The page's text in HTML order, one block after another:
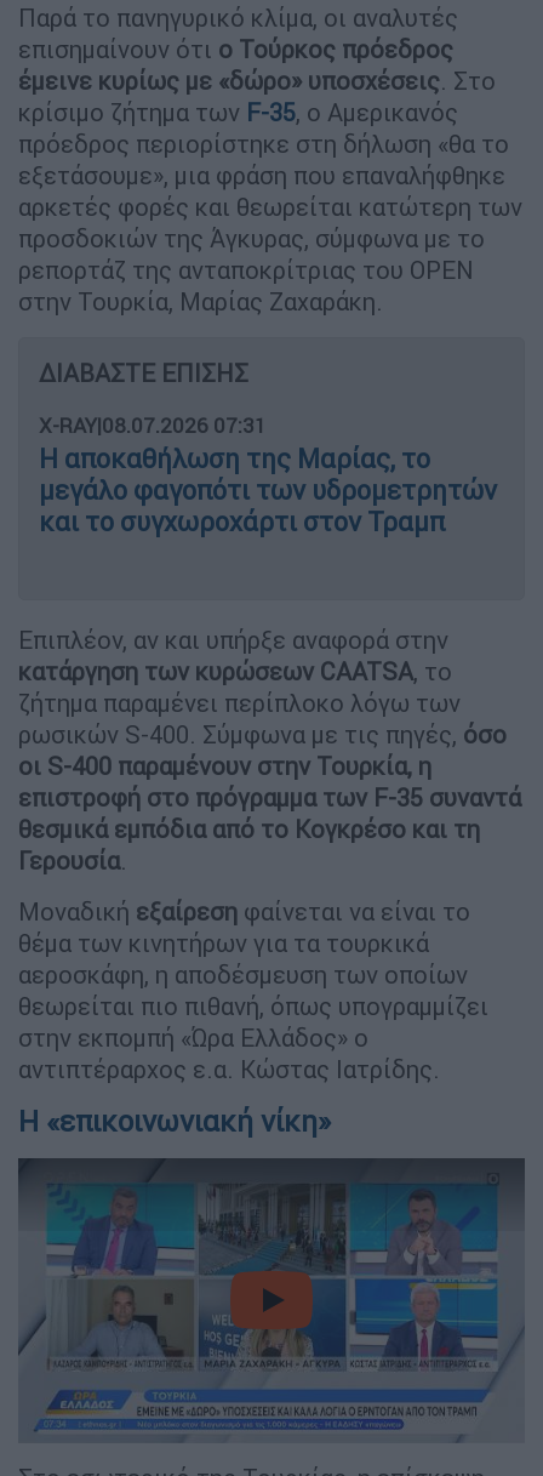
Παρά το πανηγυρικό κλίμα, οι αναλυτές
επισημαίνουν ότι ο Τούρκος πρόεδρος
έμεινε κυρίως με «δώρο» υποσχέσεις. Στο
κρίσιμο ζήτημα των F-35, ο Αμερικανός
πρόεδρος περιορίστηκε στη δήλωση «θα το
εξετάσουμε», μια φράση που επαναλήφθηκε
αρκετές φορές και θεωρείται κατώτερη των
προσδοκιών της Άγκυρας, σύμφωνα με το
ρεπορτάζ της ανταποκρίτριας του OPEN
στην Τουρκία, Μαρίας Ζαχαράκη.
ΔΙΑΒΑΣΤΕ ΕΠΙΣΗΣ
X-RAY|08.07.2026 07:31
Η αποκαθήλωση της Μαρίας, το
μεγάλο φαγοπότι των υδρομετρητών
και το συγχωροχάρτι στον Τραμπ
Επιπλέον, αν και υπήρξε αναφορά στην
κατάργηση των κυρώσεων CAATSA, το
ζήτημα παραμένει περίπλοκο λόγω των
ρωσικών S-400. Σύμφωνα με τις πηγές, όσο
οι S-400 παραμένουν στην Τουρκία, η
επιστροφή στο πρόγραμμα των F-35 συναντά
θεσμικά εμπόδια από το Κογκρέσο και τη
Γερουσία.
Μοναδική εξαίρεση φαίνεται να είναι το
θέμα των κινητήρων για τα τουρκικά
αεροσκάφη, η αποδέσμευση των οποίων
θεωρείται πιο πιθανή, όπως υπογραμμίζει
στην εκπομπή «Ώρα Ελλάδος» ο
αντιπτέραρχος ε.α. Κώστας Ιατρίδης.
Η «επικοινωνιακή νίκη»
video